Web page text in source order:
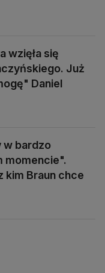
wzięła się
Już
Daniel
w bardzo
momencie".
kim Braun chce